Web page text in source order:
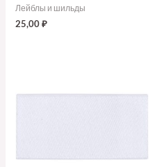
Лейблы и шильды
25,00₽